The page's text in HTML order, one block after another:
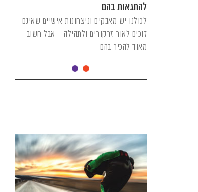
להתגאות בהם
לכולנו יש מאבקים וניצחונות אישיים שאינם
זוכים לאור זרקורים ולתהילה – אבל חשוב
מאוד להכיר בהם